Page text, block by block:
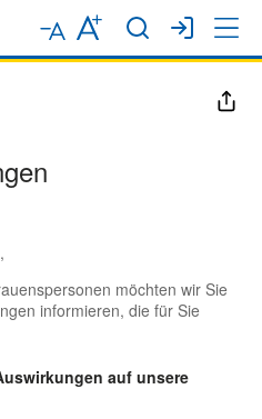
möchten wir Sie
informieren, die für Sie
auf unsere